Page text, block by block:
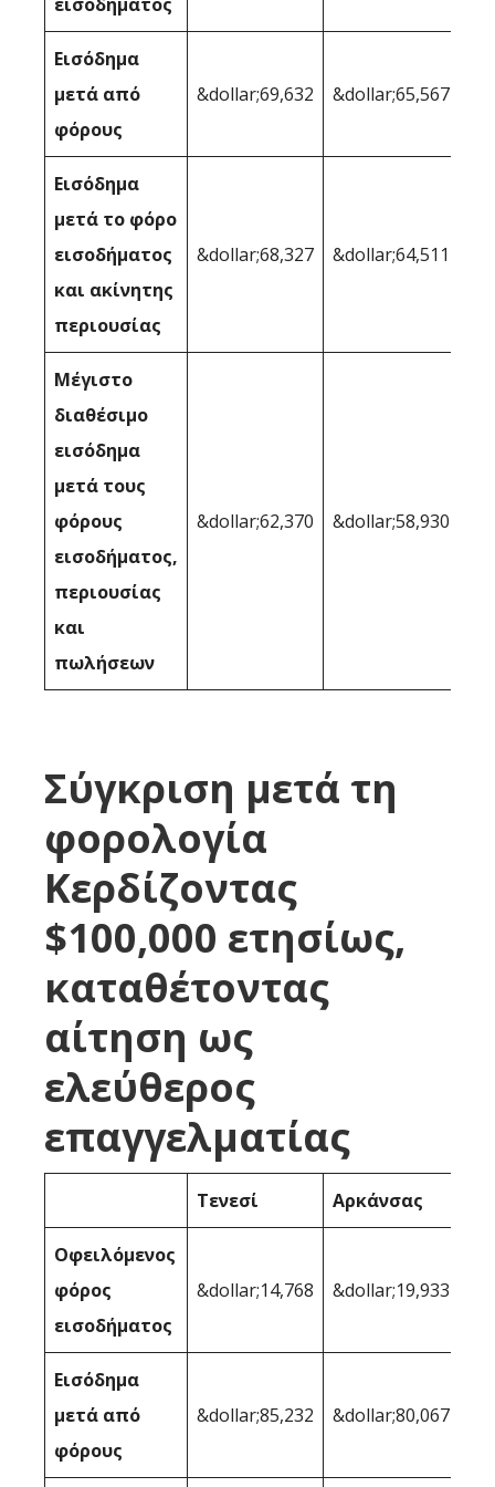
Εισόδημα
μετά από
φόρους
&dollar;69,632 &dollar;65,567
Εισόδημα
μετά το φόρο
εισοδήματος
και ακίνητης
περιουσίας
&dollar;68,327 &dollar;64,511
Μέγιστο
διαθέσιμο
εισόδημα
μετά τους
φόρους
εισοδήματος,
περιουσίας
και
πωλήσεων
&dollar;62,370 &dollar;58,930
Σύγκριση μετά τη
φορολογία
Κερδίζοντας
$100,000 ετησίως,
καταθέτοντας
αίτηση ως
ελεύθερος
επαγγελματίας
Τενεσί Αρκάνσας
Οφειλόμενος
φόρος
εισοδήματος
&dollar;14,768 &dollar;19,933
Εισόδημα
μετά από
φόρους
&dollar;85,232 &dollar;80,067